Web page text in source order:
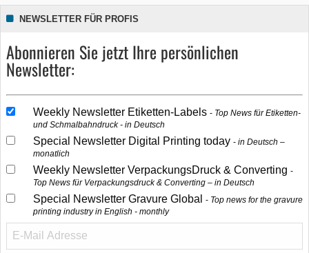
NEWSLETTER FÜR PROFIS
Abonnieren Sie jetzt Ihre persönlichen
Newsletter:
Weekly Newsletter Etiketten-Labels
Top News für Etiketten-
und Schmalbahndruck - in Deutsch
Special Newsletter Digital Printing today
in Deutsch –
monatlich
Weekly Newsletter VerpackungsDruck & Converting
Top News für Verpackungsdruck & Converting – in Deutsch
Special Newsletter Gravure Global
Top news for the gravure
printing industry in English - monthly